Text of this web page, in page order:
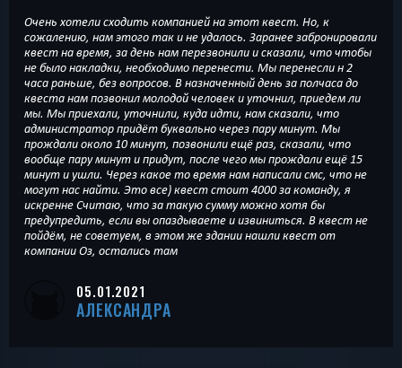
Очень хотели сходить компанией на этот квест. Но, к
сожалению, нам этого так и не удалось. Заранее забронировали
квест на время, за день нам перезвонили и сказали, что чтобы
не было накладки, необходимо перенести. Мы перенесли н 2
часа раньше, без вопросов. В назначенный день за полчаса до
квеста нам позвонил молодой человек и уточнил, приедем ли
мы. Мы приехали, уточнили, куда идти, нам сказали, что
администратор придёт буквально через пару минут. Мы
прождали около 10 минут, позвонили ещё раз, сказали, что
вообще пару минут и придут, после чего мы прождали ещё 15
минут и ушли. Через какое то время нам написали смс, что не
могут нас найти. Это все) квест стоит 4000 за команду, я
искренне Считаю, что за такую сумму можно хотя бы
предупредить, если вы опаздываете и извиниться. В квест не
пойдём, не советуем, в этом же здании нашли квест от
компании Оз, остались там
05.01.2021
АЛЕКСАНДРА